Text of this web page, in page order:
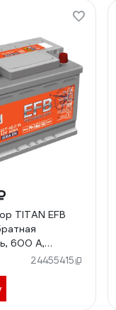
TITAN EFB
600 А,
мм
24455415